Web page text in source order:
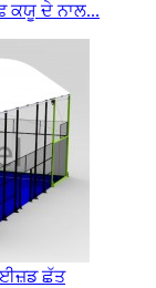
ਕਯੂ ਦੇ ਨਾਲ...
ਛੱਤ